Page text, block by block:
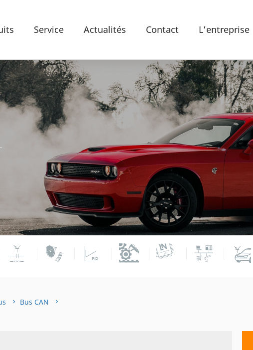
Service Actualités Contact L’entreprise
Bus CAN